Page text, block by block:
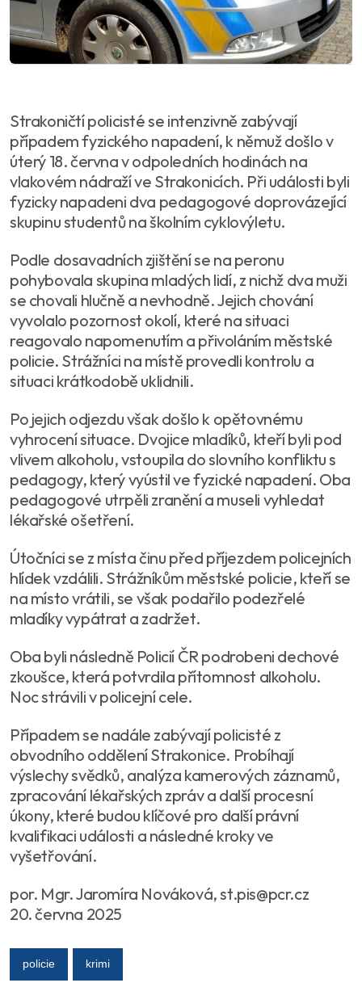
Strakoničtí policisté se intenzivně zabývají
případem fyzického napadení, k němuž došlo v
úterý 18. června v odpoledních hodinách na
vlakovém nádraží ve Strakonicích. Při události byli
fyzicky napadeni dva pedagogové doprovázející
skupinu studentů na školním cyklovýletu.
Podle dosavadních zjištění se na peronu
pohybovala skupina mladých lidí, z nichž dva muži
se chovali hlučně a nevhodně. Jejich chování
vyvolalo pozornost okolí, které na situaci
reagovalo napomenutím a přivoláním městské
policie. Strážníci na místě provedli kontrolu a
situaci krátkodobě uklidnili.
Po jejich odjezdu však došlo k opětovnému
vyhrocení situace. Dvojice mladíků, kteří byli pod
vlivem alkoholu, vstoupila do slovního konfliktu s
pedagogy, který vyústil ve fyzické napadení. Oba
pedagogové utrpěli zranění a museli vyhledat
lékařské ošetření.
Útočníci se z místa činu před příjezdem policejních
hlídek vzdálili. Strážníkům městské policie, kteří se
na místo vrátili, se však podařilo podezřelé
mladíky vypátrat a zadržet.
Oba byli následně Policií ČR podrobeni dechové
zkoušce, která potvrdila přítomnost alkoholu.
Noc strávili v policejní cele.
Případem se nadále zabývají policisté z
obvodního oddělení Strakonice. Probíhají
výslechy svědků, analýza kamerových záznamů,
zpracování lékařských zpráv a další procesní
úkony, které budou klíčové pro další právní
kvalifikaci události a následné kroky ve
vyšetřování.
por. Mgr. Jaromíra Nováková, st.pis@pcr.cz
20. června 2025
policie krimi